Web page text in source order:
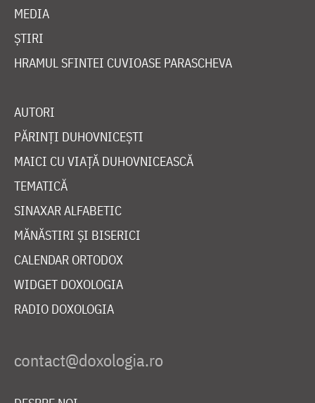
MEDIA
ȘTIRI
HRAMUL SFINTEI CUVIOASE PARASCHEVA
AUTORI
PĂRINȚI DUHOVNICEȘTI
MAICI CU VIAȚĂ DUHOVNICEASCĂ
TEMATICĂ
SINAXAR ALFABETIC
MĂNĂSTIRI ȘI BISERICI
CALENDAR ORTODOX
WIDGET DOXOLOGIA
RADIO DOXOLOGIA